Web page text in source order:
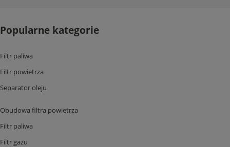
Popularne kategorie
Filtr paliwa
Filtr powietrza
Separator oleju
Obudowa filtra powietrza
Filtr paliwa
Filtr gazu